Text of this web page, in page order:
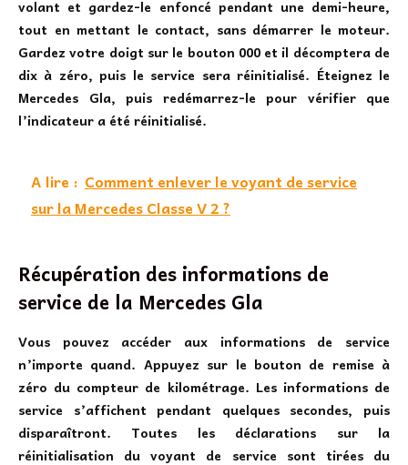
volant et gardez-le enfoncé pendant une demi-heure,
tout en mettant le contact, sans démarrer le moteur.
Gardez votre doigt sur le bouton 000 et il décomptera de
dix à zéro, puis le service sera réinitialisé. Éteignez le
Mercedes Gla, puis redémarrez-le pour vérifier que
l’indicateur a été réinitialisé.
A lire : Comment enlever le voyant de service
sur la Mercedes Classe V 2 ?
Récupération des informations de
service de la Mercedes Gla
Vous pouvez accéder aux informations de service
n’importe quand. Appuyez sur le bouton de remise à
zéro du compteur de kilométrage. Les informations de
service s’affichent pendant quelques secondes, puis
disparaîtront. Toutes les déclarations sur la
réinitialisation du voyant de service sont tirées du